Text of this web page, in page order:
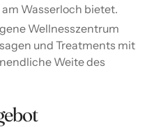
Wasserloch bietet.
Wellnesszentrum
und Treatments mit
Weite des